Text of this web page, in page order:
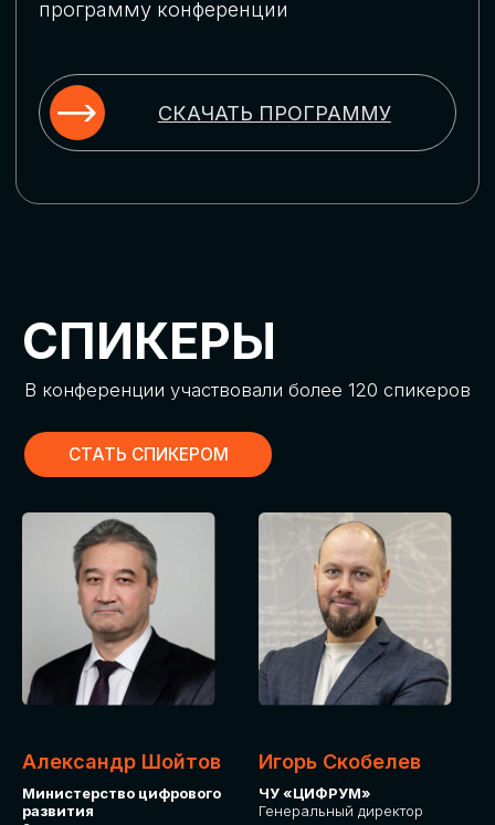
Александр Шойтов
Министерство цифрового
развития
Игорь Скобелев
ЧУ «ЦИФРУМ»
Генеральный директор